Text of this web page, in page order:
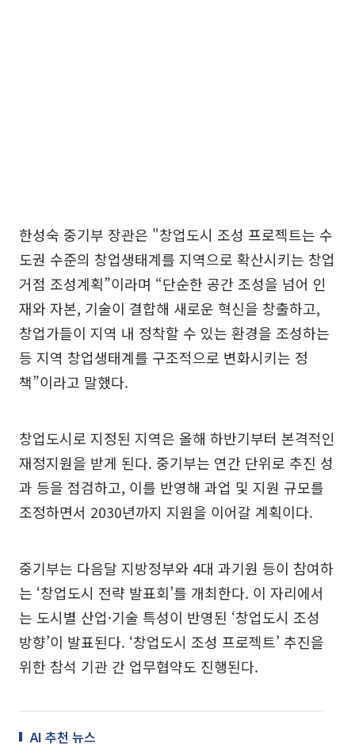
한성숙 중기부 장관은 "창업도시 조성 프로젝트는 수
도권 수준의 창업생태계를 지역으로 확산시키는 창업
거점 조성계획”이라며 “단순한 공간 조성을 넘어 인
재와 자본, 기술이 결합해 새로운 혁신을 창출하고,
창업가들이 지역 내 정착할 수 있는 환경을 조성하는
등 지역 창업생태계를 구조적으로 변화시키는 정
책”이라고 말했다.
창업도시로 지정된 지역은 올해 하반기부터 본격적인
재정지원을 받게 된다. 중기부는 연간 단위로 추진 성
과 등을 점검하고, 이를 반영해 과업 및 지원 규모를
조정하면서 2030년까지 지원을 이어갈 계획이다.
중기부는 다음달 지방정부와 4대 과기원 등이 참여하
는 ‘창업도시 전략 발표회’를 개최한다. 이 자리에서
는 도시별 산업·기술 특성이 반영된 ‘창업도시 조성
방향’이 발표된다. ‘창업도시 조성 프로젝트’ 추진을
위한 참석 기관 간 업무협약도 진행된다.
AI 추천 뉴스